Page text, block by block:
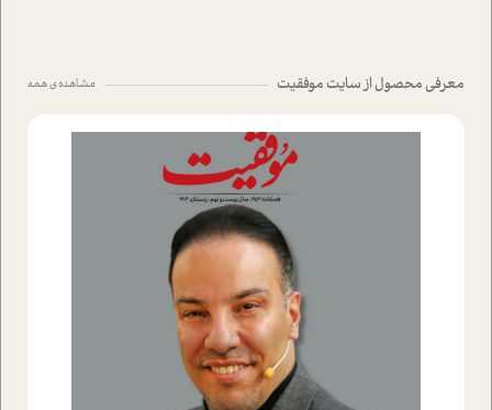
معرفی محصول از سایت موفقیت مشاهده ی همه